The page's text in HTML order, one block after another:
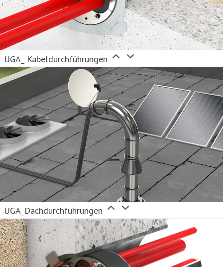
UGA_ Kabeldurchführungen
UGA_Dachdurchführungen